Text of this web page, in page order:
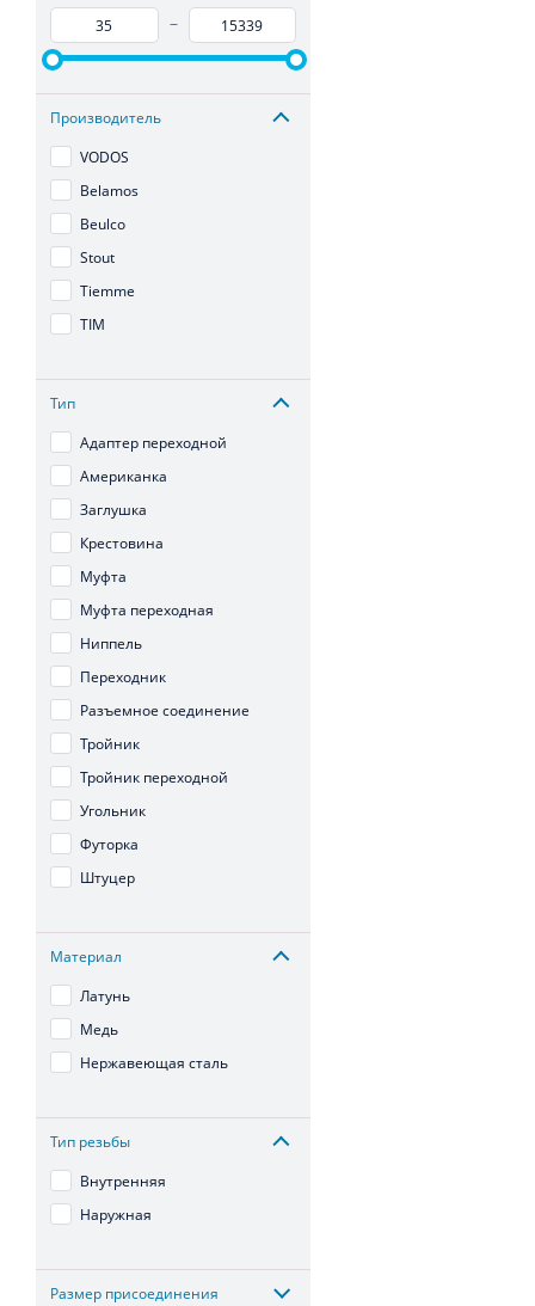
–
Производитель
VODOS
Belamos
Beulco
Stout
Tiemme
TIM
Тип
Адаптер переходной
Американка
Заглушка
Крестовина
Муфта
Муфта переходная
Ниппель
Переходник
Разъемное соединение
Тройник
Тройник переходной
Угольник
Футорка
Штуцер
Материал
Латунь
Медь
Нержавеющая сталь
Тип резьбы
Внутренняя
Наружная
Размер присоединения